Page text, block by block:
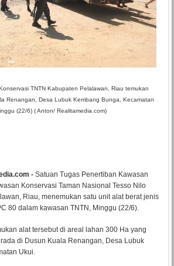
TNTN Kabupaten Pelalawan, Riau temukan
Renangan, Desa Lubuk Kembang Bunga, Kecamatan
(22/6) ( Anton/ Realitamedia.com)
-Satuan Tugas Penertiban Kawasan
Konservasi Taman Nasional Tesso Nilo
Riau, menemukan satu unit alat berat jenis
80 dalam kawasan TNTN, Minggu (22/6).
alat tersebut di areal lahan 300 Ha yang
di Dusun Kuala Renangan, Desa Lubuk
Ukui.